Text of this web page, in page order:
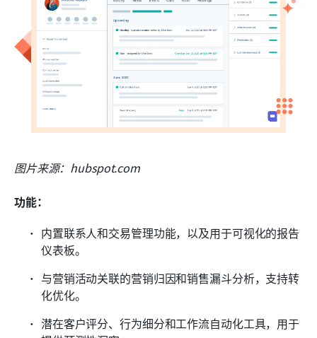
图片来源：hubspot.com
功能：
内置联系人和交易管理功能，以及用于可视化的报告
仪表板。
与营销活动关联的营销归因和销售漏斗分析，支持转
化优化。
潜在客户评分、行为细分和工作流自动化工具，用于